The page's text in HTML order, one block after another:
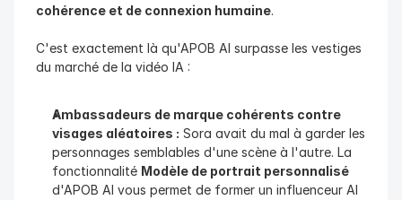
cohérence et de connexion humaine.
C'est exactement là qu'APOB AI surpasse les vestiges
du marché de la vidéo IA :
Ambassadeurs de marque cohérents contre
visages aléatoires : Sora avait du mal à garder les
personnages semblables d'une scène à l'autre. La
fonctionnalité Modèle de portrait personnalisé
d'APOB AI vous permet de former un influenceur AI